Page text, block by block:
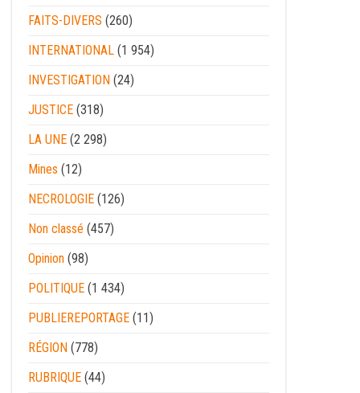
FAITS-DIVERS (260)
INTERNATIONAL (1 954)
INVESTIGATION (24)
JUSTICE (318)
LA UNE (2 298)
Mines (12)
NECROLOGIE (126)
Non classé (457)
Opinion (98)
POLITIQUE (1 434)
PUBLIEREPORTAGE (11)
RÉGION (778)
RUBRIQUE (44)